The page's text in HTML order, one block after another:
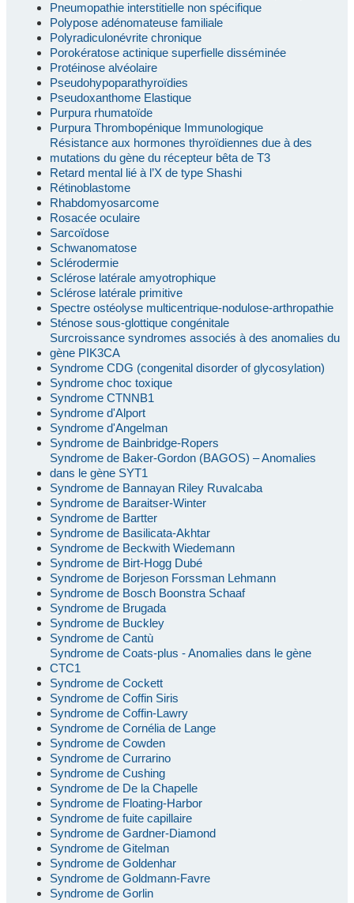
Pneumopathie interstitielle non spécifique
Polypose adénomateuse familiale
Polyradiculonévrite chronique
Porokératose actinique superfielle disséminée
Protéinose alvéolaire
Pseudohypoparathyroïdies
Pseudoxanthome Elastique
Purpura rhumatoïde
Purpura Thrombopénique Immunologique
Résistance aux hormones thyroïdiennes due à des
mutations du gène du récepteur bêta de T3
Retard mental lié à l’X de type Shashi
Rétinoblastome
Rhabdomyosarcome
Rosacée oculaire
Sarcoïdose
Schwanomatose
Sclérodermie
Sclérose latérale amyotrophique
Sclérose latérale primitive
Spectre ostéolyse multicentrique-nodulose-arthropathie
Sténose sous-glottique congénitale
Surcroissance syndromes associés à des anomalies du
gène PIK3CA
Syndrome CDG (congenital disorder of glycosylation)
Syndrome choc toxique
Syndrome CTNNB1
Syndrome d'Alport
Syndrome d'Angelman
Syndrome de Bainbridge-Ropers
Syndrome de Baker-Gordon (BAGOS) – Anomalies
dans le gène SYT1
Syndrome de Bannayan Riley Ruvalcaba
Syndrome de Baraitser-Winter
Syndrome de Bartter
Syndrome de Basilicata-Akhtar
Syndrome de Beckwith Wiedemann
Syndrome de Birt-Hogg Dubé
Syndrome de Borjeson Forssman Lehmann
Syndrome de Bosch Boonstra Schaaf
Syndrome de Brugada
Syndrome de Buckley
Syndrome de Cantù
Syndrome de Coats-plus - Anomalies dans le gène
CTC1
Syndrome de Cockett
Syndrome de Coffin Siris
Syndrome de Coffin-Lawry
Syndrome de Cornélia de Lange
Syndrome de Cowden
Syndrome de Currarino
Syndrome de Cushing
Syndrome de De la Chapelle
Syndrome de Floating-Harbor
Syndrome de fuite capillaire
Syndrome de Gardner-Diamond
Syndrome de Gitelman
Syndrome de Goldenhar
Syndrome de Goldmann-Favre
Syndrome de Gorlin